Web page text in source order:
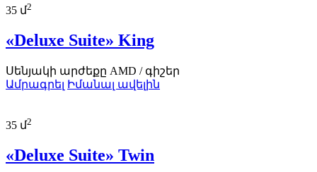
35 մ2
«Deluxe Suite» King
Սենյակի արժեքը AMD / գիշեր
Ամրագրել Իմանալ ավելին
35 մ2
«Deluxe Suite» Twin